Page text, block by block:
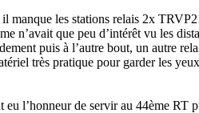
manque les stations relais 2x
n’avait que peu d’intérêt vu les
puis à l’autre bout, un autre
très pratique pour garder les
eu l’honneur de servir au 44ème RT